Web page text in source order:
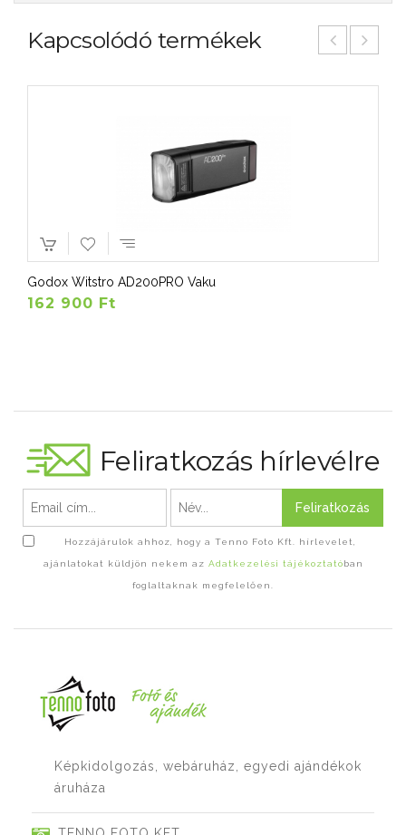
Kapcsolódó termékek
Godox Witstro AD200PRO Vaku
162 900 Ft
Feliratkozás hírlevélre
Feliratkozás
Hozzájárulok ahhoz, hogy a Tenno Foto Kft. hírlevelet,
ajánlatokat küldjön nekem az Adatkezelési tájékoztatóban
foglaltaknak megfelelően.
Képkidolgozás, webáruház, egyedi ajándékok
áruháza